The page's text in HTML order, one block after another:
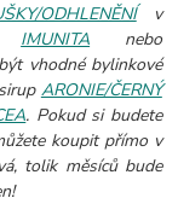
ODHLENĚNÍv
IMUNITA nebo
vhodné bylinkové
ARONIE/ČERNÝ
. Pokud si budete
koupit přímo v
tolik měsíců bude